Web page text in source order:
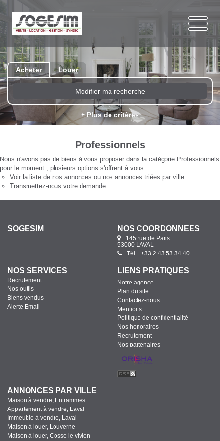
Acheter Louer
Modifier ma recherche
+ Plus de critères
Professionnels
Nous n'avons pas de biens à vous proposer dans la catégorie Professionnels
pour le moment , plusieurs options s'offrent à vous :
Voir la liste de nos annonces ou nos annonces triées par ville.
Transmettez-nous votre demande
SOGESIM NOS COORDONNÉES
145 rue de Paris
53000 LAVAL
Tél. : +33 2 43 53 34 40
NOS SERVICES
Recrutement
Nos outils
Biens vendus
Alerte Email
LIENS PRATIQUES
Notre agence
Plan du site
Contactez-nous
Mentions
Politique de confidentialité
Nos honoraires
Recrutement
Nos partenaires
ANNONCES PAR VILLE
Maison à vendre, Entrammes
Appartement à vendre, Laval
Immeuble à vendre, Laval
Maison à louer, Louverne
Maison à louer, Cosse le vivien